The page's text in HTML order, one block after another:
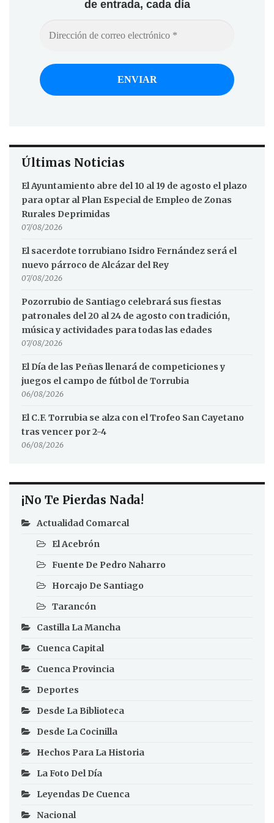
de entrada, cada día
Últimas Noticias
El Ayuntamiento abre del 10 al 19 de agosto el plazo
para optar al Plan Especial de Empleo de Zonas
Rurales Deprimidas
07/08/2026
El sacerdote torrubiano Isidro Fernández será el
nuevo párroco de Alcázar del Rey
07/08/2026
Pozorrubio de Santiago celebrará sus fiestas
patronales del 20 al 24 de agosto con tradición,
música y actividades para todas las edades
07/08/2026
El Día de las Peñas llenará de competiciones y
juegos el campo de fútbol de Torrubia
06/08/2026
El C.F. Torrubia se alza con el Trofeo San Cayetano
tras vencer por 2-4
06/08/2026
¡No Te Pierdas Nada!
Actualidad Comarcal
El Acebrón
Fuente De Pedro Naharro
Horcajo De Santiago
Tarancón
Castilla La Mancha
Cuenca Capital
Cuenca Provincia
Deportes
Desde La Biblioteca
Desde La Cocinilla
Hechos Para La Historia
La Foto Del Día
Leyendas De Cuenca
Nacional